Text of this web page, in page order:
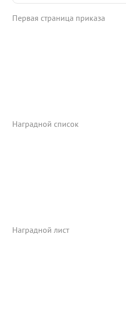
20 .7.43. уничтожено 2547
ранее занятой
примером воодушевлял
ГАГРАДЕНИЯ ОРДЕНОМ
Первая страница приказа
Наградной список
Наградной лист